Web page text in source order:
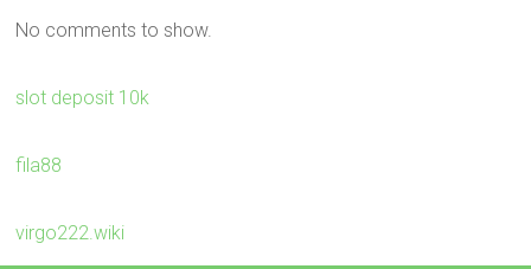
No comments to show.
slot deposit 10k
fila88
virgo222.wiki